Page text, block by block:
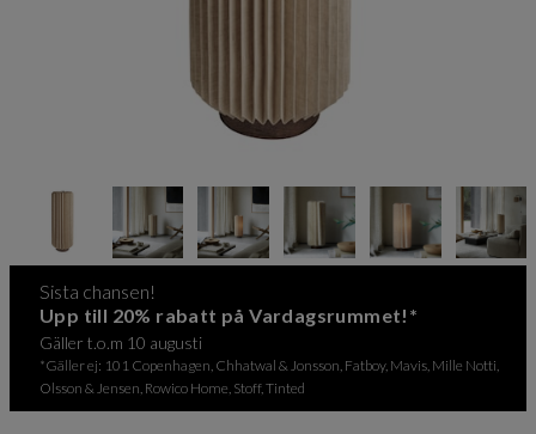
Sista chansen!
Upp till 20% rabatt på Vardagsrummet!*
Gäller t.o.m 10 augusti
*Gäller ej: 101 Copenhagen, Chhatwal & Jonsson, Fatboy, Mavis, Mille Notti,
Olsson & Jensen, Rowico Home, Stoff, Tinted